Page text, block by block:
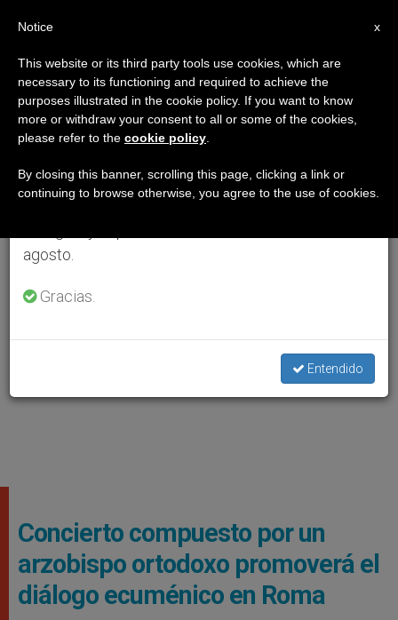
Concierto compuesto por un
arzobispo ortodoxo promoverá el
diálogo ecuménico en Roma
×
Aviso importante
Del 27 de julio al 7 de agosto haremos la pausa
anual, aprovechando que en el periodo de verano
se generan menos informaciones y también el
agosto.
Gracias.
Entendido
x
Notice
This website or its third party tools use cookies, which are
necessary to its functioning and required to achieve the
purposes illustrated in the cookie policy. If you want to know
more or withdraw your consent to all or some of the cookies,
please refer to the cookie policy
By closing this banner, scrolling this page, clicking a link or
continuing to browse otherwise, you agree to the use of cookies.